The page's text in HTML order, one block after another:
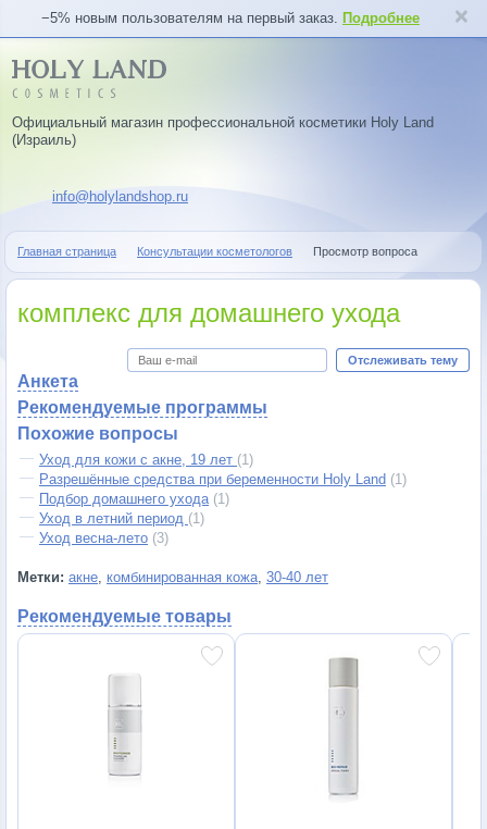
−5% новым пользователям на первый заказ. Подробнее
Официальный магазин профессиональной косметики Holy Land
(Израиль)
info@holylandshop.ru
Главная страница Консультации косметологов Просмотр вопроса
комплекс для домашнего ухода
Отслеживать тему
Анкета
Рекомендуемые программы
Похожие вопросы
Уход для кожи с акне, 19 лет (1)
Разрешённые средства при беременности Holy Land (1)
Подбор домашнего ухода (1)
Уход в летний период (1)
Уход весна-лето (3)
Метки: акне, комбинированная кожа, 30-40 лет
Рекомендуемые товары